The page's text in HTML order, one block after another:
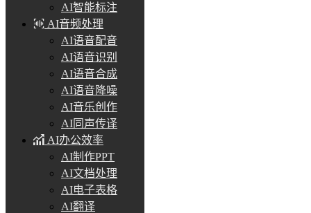
AI智能标注
AI音频处理
AI语音配音
AI语音识别
AI语音合成
AI语音降噪
AI音乐创作
AI同声传译
AI办公效率
AI制作PPT
AI文档处理
AI电子表格
AI翻译